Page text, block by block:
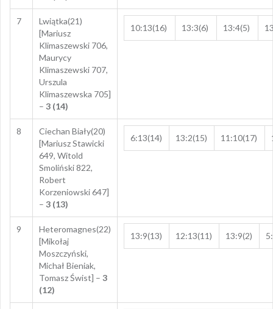
7
Lwiątka(21)
[Mariusz
Klimaszewski 706,
Maurycy
Klimaszewski 707,
Urszula
Klimaszewska 705]
– 3 (14)
10:13(16) 13:3(6) 13:4(5)
8
Ciechan Biały(20)
[Mariusz Stawicki
649, Witold
Smoliński 822,
Robert
Korzeniowski 647]
– 3 (13)
6:13(14) 13:2(15) 11:10(17)
9
Heteromagnes(22)
[Mikołaj
Moszczyński,
Michał Bieniak,
Tomasz Świst] – 3
(12)
13:9(13) 12:13(11) 13:9(2)